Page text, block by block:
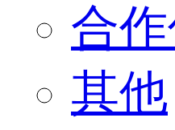
合
其他